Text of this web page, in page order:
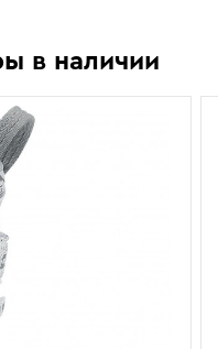
в наличии